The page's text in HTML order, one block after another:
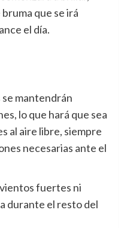
que se irá
el día.
mantendrán
lo que hará que sea
al aire libre, siempre
necesarias ante el
fuertes ni
durante el resto del